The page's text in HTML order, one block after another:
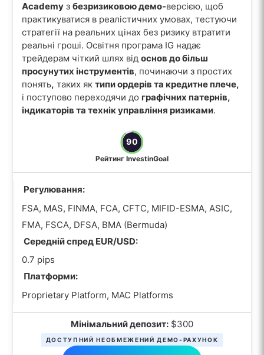
Academyз безризиковою демо-версією, щоб
практикуватися в реалістичних умовах, тестуючи
стратегії на реальних цінах без ризику втратити
реальні гроші. Освітня програма IG надає
трейдерам чіткий шлях від основ до більш
просунутих інструментів, починаючи з простих
понять, таких як типи ордерів та кредитне плече,
і поступово переходячи до графічних патернів,
індикаторів та технік управління ризиками.
90
Рейтинг InvestinGoal
Регулювання:
FSA, MAS, FINMA, FCA, CFTC, MIFID-ESMA, ASIC,
FMA, FSCA, DFSA, BMA (Bermuda)
Середній спред EUR/USD:
0.7 pips
Платформи:
Proprietary Platform, MAC Platforms
Мінімальний депозит: $300
ДОСТУПНИЙ НЕОБМЕЖЕНИЙ ДЕМО-РАХУНОК